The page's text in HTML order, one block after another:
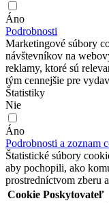
Áno
Podrobnosti
Marketingové súbory
návštevníkov na
reklamy, ktoré sú
tým cennejšie pre
Štatistiky
Nie
Áno
Podrobnosti a zoznam
Štatistické súbory
aby pochopili, ako
prostredníctvom zberu
Cookie Poskytovateľ